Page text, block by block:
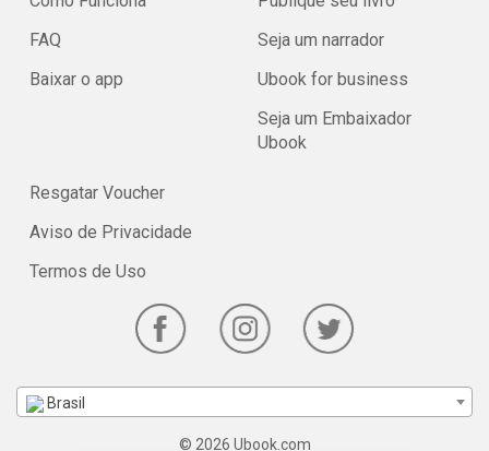
FAQ
Baixar o app
Seja um narrador
Ubook for business
Seja um Embaixador
Ubook
Resgatar Voucher
Aviso de Privacidade
Termos de Uso
Brasil
© 2026 Ubook.com